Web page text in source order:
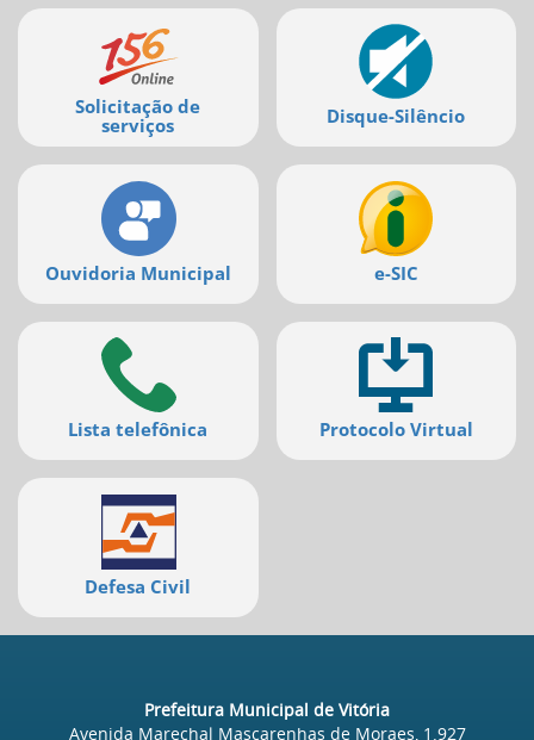
Mais
serviços
Solicitação de
serviços
Disque-Silêncio
Ouvidoria Municipal e-SIC
Lista telefônica Protocolo Virtual
Defesa Civil
Prefeitura Municipal de Vitória
Avenida Marechal Mascarenhas de Moraes, 1.927